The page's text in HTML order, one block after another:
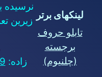
لینکهای برتر
تابلو حروف
برجسته
(چلنیوم)
زیرین
زاده: